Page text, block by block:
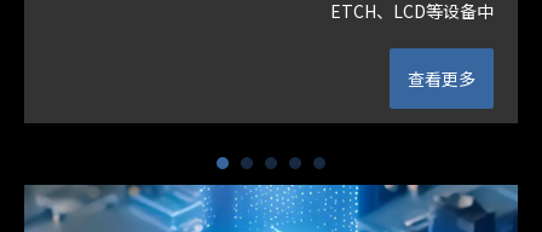
ETCH、LCD等设备中
查看更多